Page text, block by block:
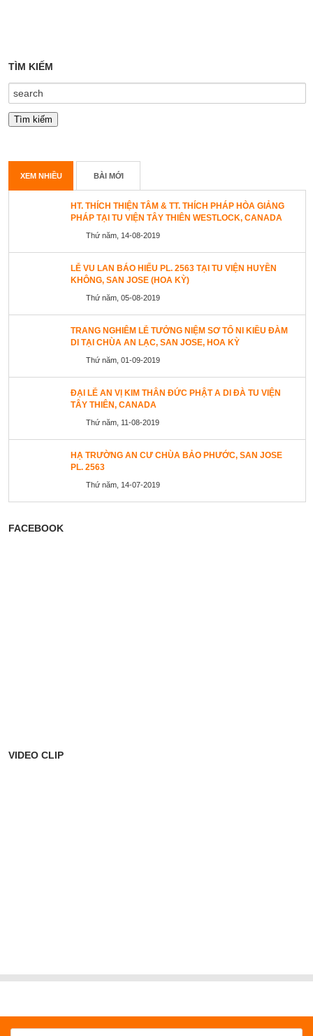
TÌM KIẾM
XEM NHIỀU BÀI MỚI
HT. THÍCH THIỆN TÂM & TT. THÍCH PHÁP HÒA GIẢNG
PHÁP TẠI TU VIỆN TÂY THIÊN WESTLOCK, CANADA
Thứ năm, 14-08-2019
LỄ VU LAN BÁO HIẾU PL. 2563 TẠI TU VIỆN HUYỀN
KHÔNG, SAN JOSE (HOA KỲ)
Thứ năm, 05-08-2019
TRANG NGHIÊM LỄ TƯỞNG NIỆM SƠ TỔ NI KIỀU ĐÀM
DI TẠI CHÙA AN LẠC, SAN JOSE, HOA KỲ
Thứ năm, 01-09-2019
ĐẠI LỄ AN VỊ KIM THÂN ĐỨC PHẬT A DI ĐÀ TU VIỆN
TÂY THIÊN, CANADA
Thứ năm, 11-08-2019
HẠ TRƯỜNG AN CƯ CHÙA BẢO PHƯỚC, SAN JOSE
PL. 2563
Thứ năm, 14-07-2019
FACEBOOK
VIDEO CLIP